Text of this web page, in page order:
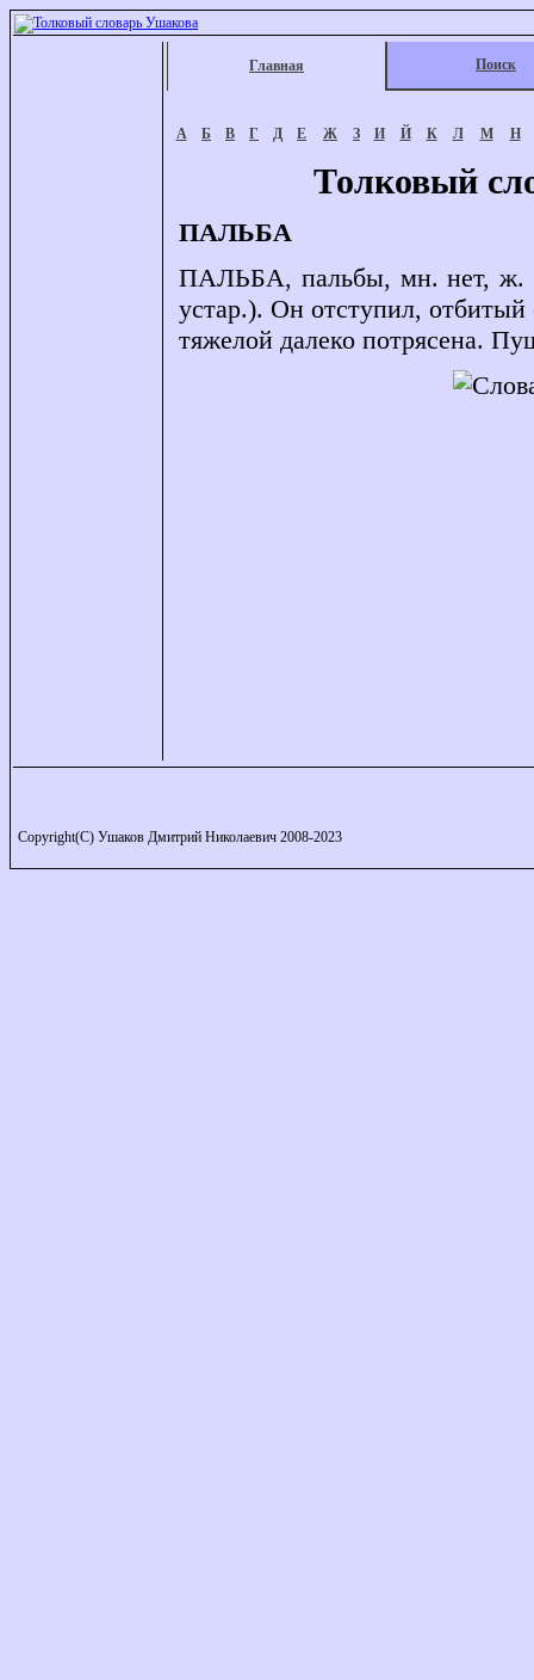
Главная Поиск
А Б В Г Д Е Ж З И Й К Л М Н
Толковый
ПАЛЬБА
ПАЛЬБА, пальбы, мн. нет, ж.
устар.). Он отступил,
тяжелой далеко потрясена.
Copyright(C) Ушаков Дмитрий Николаевич 2008-2023